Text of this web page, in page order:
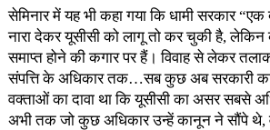
सेमिनार में यह भी कहा गया कि धामी सरकार
नारा देकर यूसीसी को लागू तो कर चुकी है, लेकिन
समाप्त होने की कगार पर हैं। विवाह से लेकर
संपत्ति के अधिकार तक…सब कुछ अब सरकारी
वक्ताओं का दावा था कि यूसीसी का असर सबसे
अभी तक जो कुछ अधिकार उन्हें कानून ने सौंपे थे,